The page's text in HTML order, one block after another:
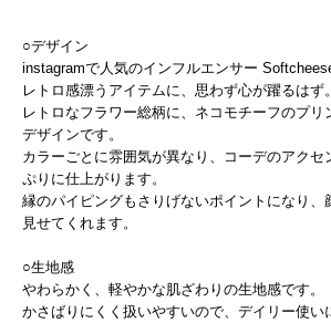
○デザイン
instagramで人気のインフルエンサー
レトロ感漂うアイテムに、思わず心が躍るはず。
レトロなフラワー総柄に、ネコモチーフのプリ
デザインです。
カラーごとに雰囲気が異なり、コーデのアクセ
ぷりに仕上がります。
縁のパイピングもさりげないポイントになり、
見せてくれます。
○生地感
やわらかく、軽やかな肌ざわりの生地感です。
かさばりにくく扱いやすいので、デイリー使い